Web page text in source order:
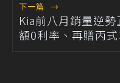
下一篇 →
Kia前八月銷量逆
額0利率、再贈丙